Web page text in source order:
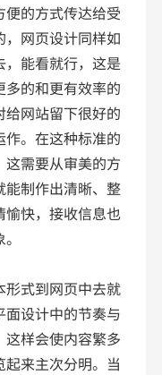
的方式传达给受
网页设计同样如
，能看就行，这是
的和更有效率的
网站留下很好的
。在这种标准的
需要从审美的方
能制作出清晰、整
愉快，接收信息也
式到网页中去就
设计中的节奏与
样会使内容繁多
来主次分明。当